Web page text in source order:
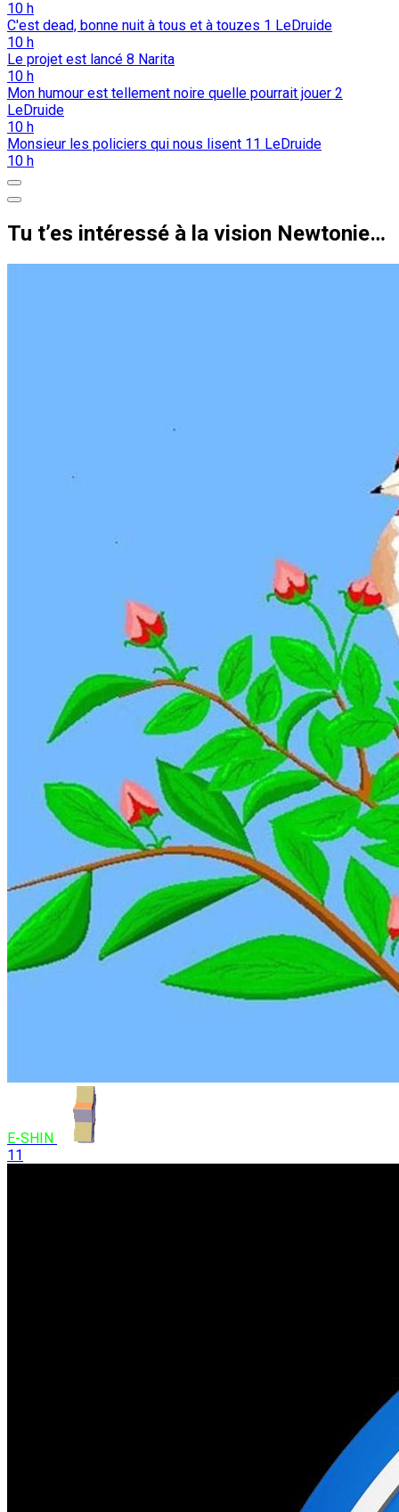
10 h
C'est dead, bonne nuit à tous et à touzes 1 LeDruide
10 h
Le projet est lancé 8 Narita
10 h
Mon humour est tellement noire quelle pourrait jouer 2
LeDruide
10 h
Monsieur les policiers qui nous lisent 11 LeDruide
10 h
Tu t’es intéressé à la vision Newtonienne sur la Trinité ?
E-SHIN
11